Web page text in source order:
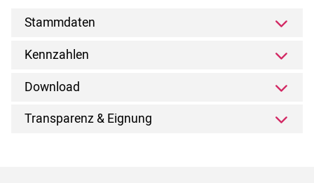
Stammdaten
Kennzahlen
Download
Transparenz & Eignung